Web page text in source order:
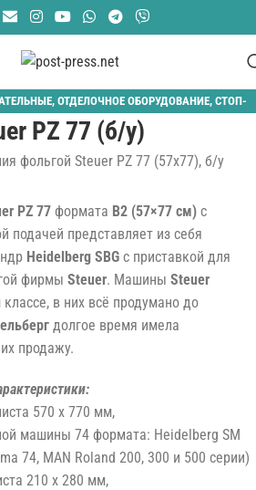
, ОТДЕЛОЧНОЕ ОБОРУДОВАНИЕ, СТОП-
ТИСНЕНИЕ ФОЛЬГОЙ
PZ 77 (б/у)
PZ 77 формата B2 (57×77 см) с
подачей представляет из себя
Heidelberg SBG с приставкой для
фирмы Steuer. Машины Steuer
в них всё продумано до
долгое время имела
продажу.
570 x 770 мм,
машины 74 формата: Heidelberg SM
74, MAN Roland 200, 300 и 500 серии)
210 x 280 мм,